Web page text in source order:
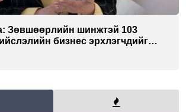
Зөвшөөрлийн шинжтэй 103
бизнес эрхлэгчдийг